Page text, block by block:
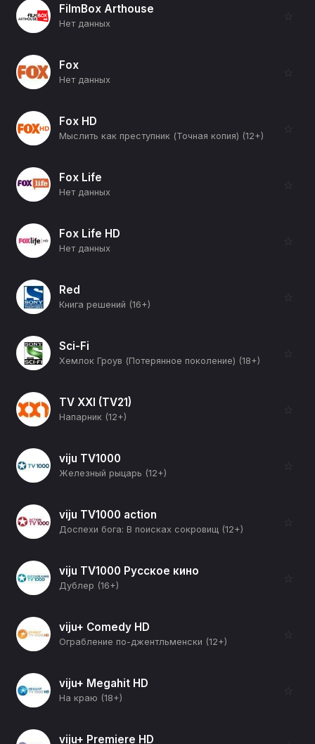
FilmBox Arthouse
Нет данных
☆
Fox
Нет данных
☆
Fox HD
Мыслить как преступник (Точная копия) (12+)
☆
Fox Life
Нет данных
☆
Fox Life HD
Нет данных
☆
Red
Книга решений (16+)
☆
Sci-Fi
Хемлок Гроув (Потерянное поколение) (18+)
☆
TV XXI (TV21)
Напарник (12+)
☆
viju TV1000
Железный рыцарь (12+)
☆
viju TV1000 action
Доспехи бога: В поисках сокровищ (12+)
☆
viju TV1000 Русское кино
Дублер (16+)
☆
viju+ Comedy HD
Ограбление по-джентльменски (12+)
☆
viju+ Megahit HD
На краю (18+)
☆
viju+ Premiere HD